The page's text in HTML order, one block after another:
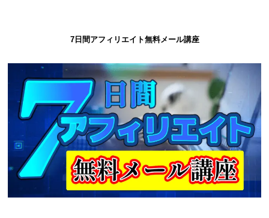
7日間アフィリエイト無料メール講座